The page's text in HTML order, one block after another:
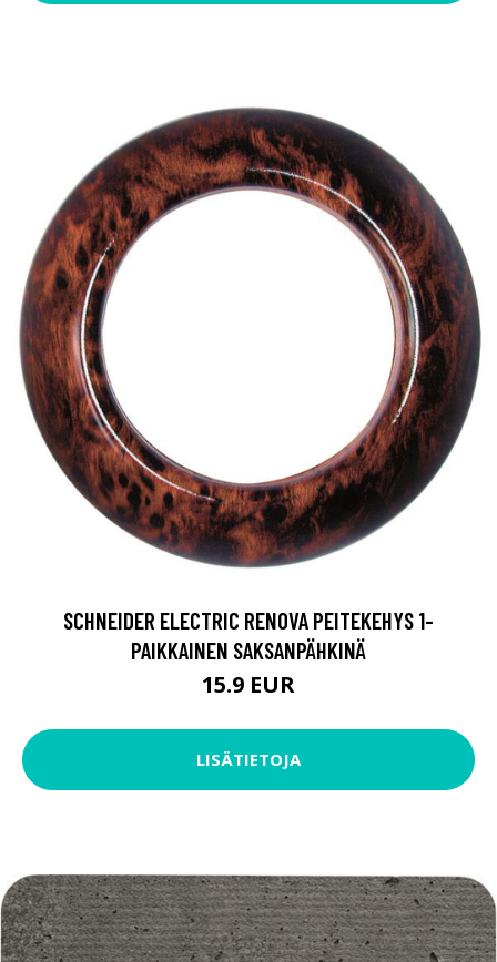
SCHNEIDER ELECTRIC RENOVA PEITEKEHYS 1-
PAIKKAINEN SAKSANPÄHKINÄ
15.9 EUR
LISÄTIETOJA